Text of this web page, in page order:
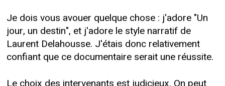
Je dois vous avouer quelque chose : j'adore "Un
jour, un destin", et j'adore le style narratif de
Laurent Delahousse. J'étais donc relativement
confiant que ce documentaire serait une réussite.